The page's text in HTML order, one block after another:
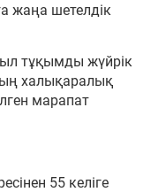
жаңа шетелдік
тұқымды жүйрік
халықаралық
марапат
55 келіге